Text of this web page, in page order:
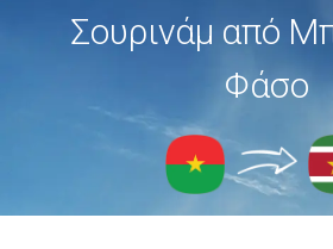
Σουρινάμ από
Φάσο